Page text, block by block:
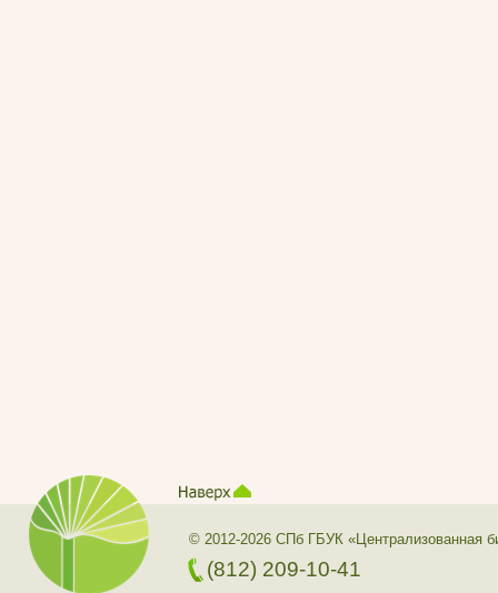
© 2012-2026 СПб ГБУК «Централизованная
(812) 209-10-41